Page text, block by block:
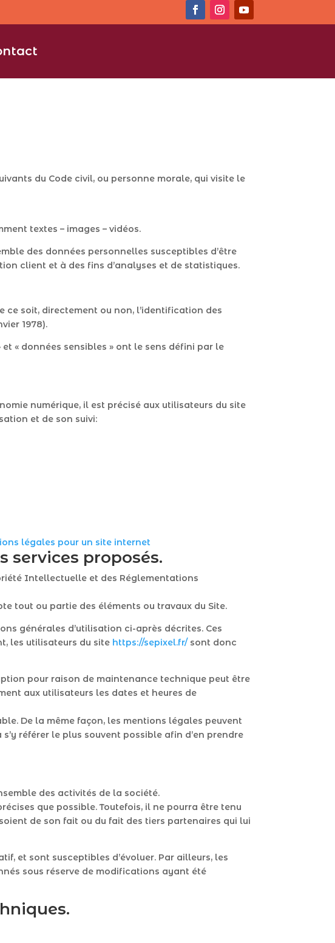
du Code civil, ou personne morale, qui visite le
textes – images – vidéos.
des données personnelles susceptibles d’être
client et à des fins d’analyses et de statistiques.
ce soit, directement ou non, l’identification des
1978).
« données sensibles » ont le sens défini par le
numérique, il est précisé aux utilisateurs du site
et de son suivi:
légales pour un site internet
services proposés.
Intellectuelle et des Réglementations
tout ou partie des éléments ou travaux du Site.
générales d’utilisation ci-après décrites. Ces
les utilisateurs du site https://sepixel.fr/sont donc
pour raison de maintenance technique peut être
aux utilisateurs les dates et heures de
De la même façon, les mentions légales peuvent
référer le plus souvent possible afin d’en prendre
des activités de la société.
que possible. Toutefois, il ne pourra être tenu
de son fait ou du fait des tiers partenaires qui lui
et sont susceptibles d’évoluer. Par ailleurs, les
sous réserve de modifications ayant été